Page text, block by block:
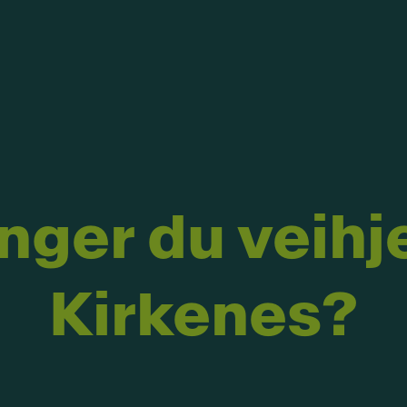
du
Kirkenes?